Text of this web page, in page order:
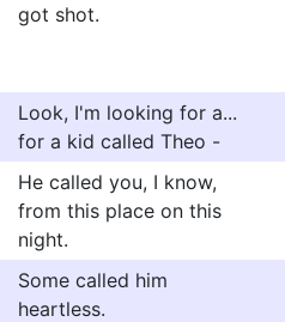
got shot.
Look, I'm looking for a...
for a kid called Theo -
He called you, I know,
from this place on this
night.
Some called him
heartless.